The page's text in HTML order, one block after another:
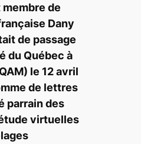
membre de
Dany
de passage
du Québec à
le 12 avril
de lettres
parrain des
virtuelles